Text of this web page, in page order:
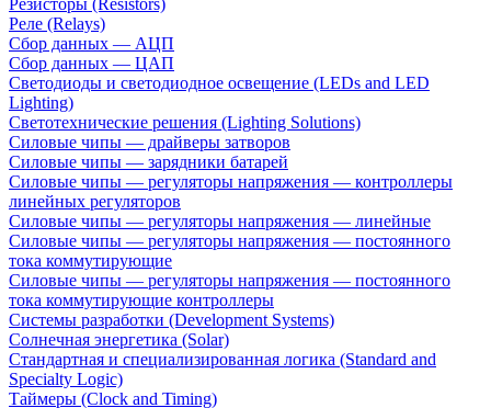
Резисторы (Resistors)
Реле (Relays)
Сбор данных — АЦП
Сбор данных — ЦАП
Светодиоды и светодиодное освещение (LEDs and LED
Lighting)
Светотехнические решения (Lighting Solutions)
Силовые чипы — драйверы затворов
Силовые чипы — зарядники батарей
Силовые чипы — регуляторы напряжения — контроллеры
линейных регуляторов
Силовые чипы — регуляторы напряжения — линейные
Силовые чипы — регуляторы напряжения — постоянного
тока коммутирующие
Силовые чипы — регуляторы напряжения — постоянного
тока коммутирующие контроллеры
Системы разработки (Development Systems)
Солнечная энергетика (Solar)
Стандартная и специализированная логика (Standard and
Specialty Logic)
Таймеры (Clock and Timing)